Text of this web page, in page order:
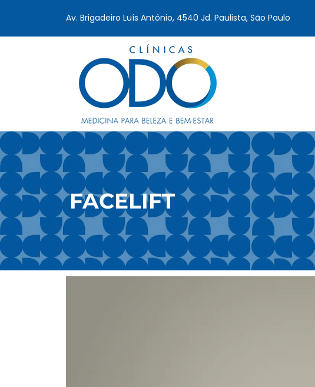
Av. Brigadeiro Luís Antônio, 4540 Jd. Paulista, São Paulo
FACELIFT